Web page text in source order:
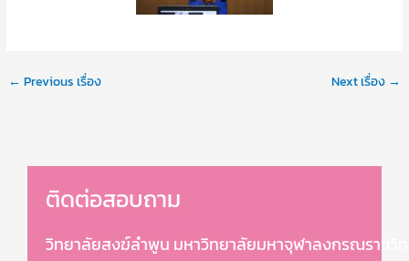
← Previous เรื่อง Next เรื่อง →
ติดต่อสอบถาม
วิทยาลัยสงฆ์ลำพูน มหาวิทยาลัยมหาจุฬาลงกรณราชวิ